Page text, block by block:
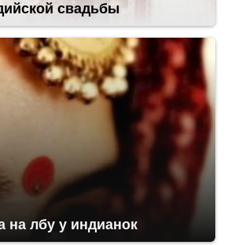
свадьбы
на лбу у индианок